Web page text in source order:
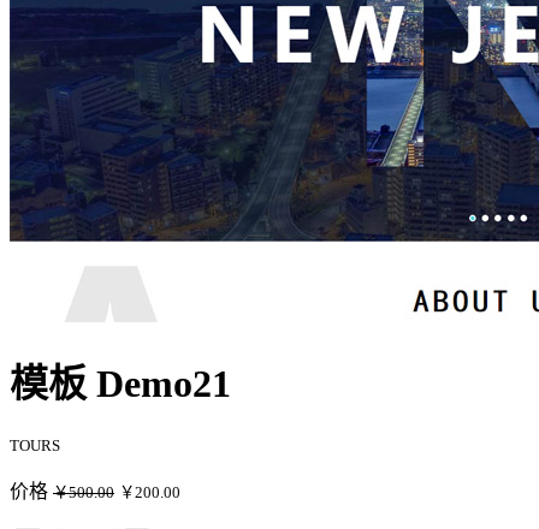
模板 Demo21
TOURS
价格 ￥500.00 ￥200.00